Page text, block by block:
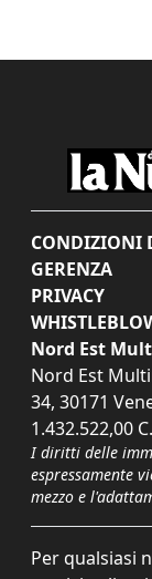
CONDIZIONI
GERENZA
PRIVACY
Nord Est
Nord Est
34, 30171
1.432.522,00
I diritti delle
espressamente
mezzo e
Per qualsiasi